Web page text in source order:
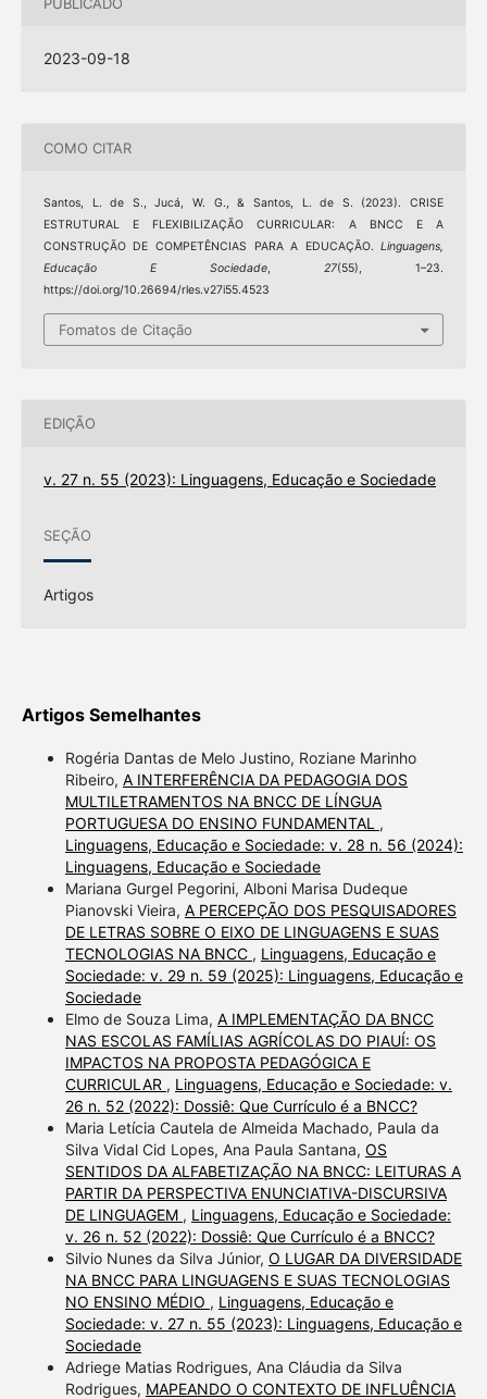
2023-09-18
COMO CITAR
Santos, L. de S., Jucá, W. G., & Santos, L. de S. (2023). CRISE
ESTRUTURAL E FLEXIBILIZAÇÃO CURRICULAR: A BNCC E A
CONSTRUÇÃO DE COMPETÊNCIAS PARA A EDUCAÇÃO.Linguagens,
Educação E Sociedade,27(55), 1–23.
https://doi.org/10.26694/rles.v27i55.4523
Fomatos de Citação
EDIÇÃO
v. 27 n. 55 (2023): Linguagens, Educação e Sociedade
SEÇÃO
Artigos
Artigos Semelhantes
Rogéria Dantas de Melo Justino, Roziane Marinho
Ribeiro, A INTERFERÊNCIA DA PEDAGOGIA DOS
MULTILETRAMENTOS NA BNCC DE LÍNGUA
PORTUGUESA DO ENSINO FUNDAMENTAL ,
Linguagens, Educação e Sociedade: v. 28 n. 56 (2024):
Linguagens, Educação e Sociedade
Mariana Gurgel Pegorini, Alboni Marisa Dudeque
Pianovski Vieira, A PERCEPÇÃO DOS PESQUISADORES
DE LETRAS SOBRE O EIXO DE LINGUAGENS E SUAS
TECNOLOGIAS NA BNCC , Linguagens, Educação e
Sociedade: v. 29 n. 59 (2025): Linguagens, Educação e
Sociedade
Elmo de Souza Lima, A IMPLEMENTAÇÃO DA BNCC
NAS ESCOLAS FAMÍLIAS AGRÍCOLAS DO PIAUÍ: OS
IMPACTOS NA PROPOSTA PEDAGÓGICA E
CURRICULAR , Linguagens, Educação e Sociedade: v.
26 n. 52 (2022): Dossiê: Que Currículo é a BNCC?
Maria Letícia Cautela de Almeida Machado, Paula da
Silva Vidal Cid Lopes, Ana Paula Santana, OS
SENTIDOS DA ALFABETIZAÇÃO NA BNCC: LEITURAS A
PARTIR DA PERSPECTIVA ENUNCIATIVA-DISCURSIVA
DE LINGUAGEM , Linguagens, Educação e Sociedade:
v. 26 n. 52 (2022): Dossiê: Que Currículo é a BNCC?
Silvio Nunes da Silva Júnior, O LUGAR DA DIVERSIDADE
NA BNCC PARA LINGUAGENS E SUAS TECNOLOGIAS
NO ENSINO MÉDIO , Linguagens, Educação e
Sociedade: v. 27 n. 55 (2023): Linguagens, Educação e
Sociedade
Adriege Matias Rodrigues, Ana Cláudia da Silva
Rodrigues, MAPEANDO O CONTEXTO DE INFLUÊNCIA